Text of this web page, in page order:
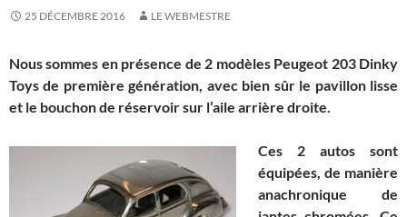
25 DÉCEMBRE 2016 LE WEBMESTRE
Nous sommes en présence de 2 modèles Peugeot 203 Dinky
Toys de première génération, avec bien sûr le pavillon lisse
et le bouchon de réservoir sur l’aile arrière droite.
Ces 2 autos sont
équipées, de manière
anachronique de